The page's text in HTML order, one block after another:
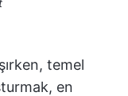
temel
en